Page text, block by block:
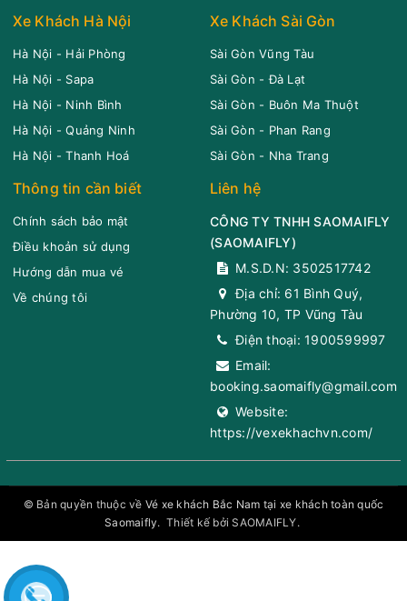
Xe Khách Hà Nội
Hà Nội - Hải Phòng
Hà Nội - Sapa
Hà Nội - Ninh Bình
Hà Nội - Quảng Ninh
Hà Nội - Thanh Hoá
Xe Khách Sài Gòn
Sài Gòn Vũng Tàu
Sài Gòn - Đà Lạt
Sài Gòn - Buôn Ma Thuột
Sài Gòn - Phan Rang
Sài Gòn - Nha Trang
Thông tin cần biết
Chính sách bảo mật
Điều khoản sử dụng
Hướng dẫn mua vé
Về chúng tôi
Liên hệ
CÔNG TY TNHH SAOMAIFLY
(SAOMAIFLY)
M.S.D.N: 3502517742
Địa chỉ: 61 Bình Quý,
Phường 10, TP Vũng Tàu
Điện thoại: 1900599997
Email:
booking.saomaifly@gmail.com
Website:
https://vexekhachvn.com/
© Bản quyền thuộc về Vé xe khách Bắc Nam tại xe khách toàn quốc
Saomaifly. Thiết kế bởi SAOMAIFLY.